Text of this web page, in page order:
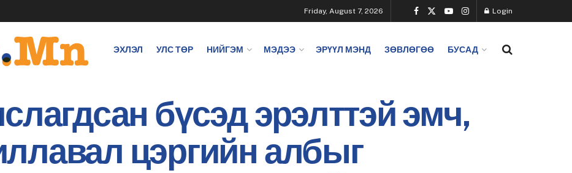
Friday, August 7, 2026 Login
ЭХЛЭЛ УЛС ТӨР НИЙГЭМ МЭДЭЭ ЭРҮҮЛ МЭНД ЗӨВЛӨГӨӨ БУСАД
бүсэд эрэлттэй эмч,
цэргийн албыг